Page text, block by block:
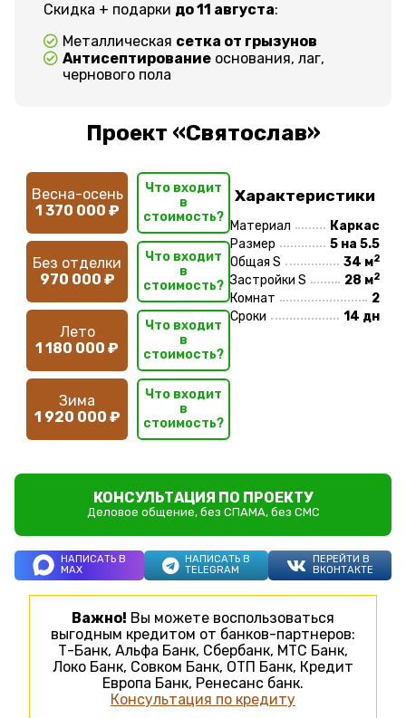
Скидка + подарки до 11 августа:
Металлическая сетка от грызунов
Антисептированиеоснования, лаг,
чернового пола
Проект «Святослав»
Весна-осень
1 370 000 ₽
Что входит
в
стоимость?
Без отделки
970 000 ₽
Что входит
в
стоимость?
Лето
1 180 000 ₽
Что входит
в
стоимость?
Зима
1 920 000 ₽
Что входит
в
стоимость?
Характеристики
Материал
Каркас
Размер
5 на 5.5
Общая S
34 м2
Застройки S 28 м2
Комнат
2
Сроки
14 дн
КОНСУЛЬТАЦИЯ ПО ПРОЕКТУ
Деловое общение, без СПАМА, без СМС
НАПИСАТЬ В
MAX
НАПИСАТЬ В
TELEGRAM
ПЕРЕЙТИ В
ВКОНТАКТЕ
Важно! Вы можете воспользоваться
выгодным кредитом от банков-партнеров:
Т-Банк, Альфа Банк, Сбербанк, МТС Банк,
Локо Банк, Совком Банк, ОТП Банк, Кредит
Европа Банк, Ренесанс банк.
Консультация по кредиту